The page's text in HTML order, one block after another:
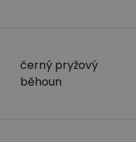
černý pryžový
běhoun